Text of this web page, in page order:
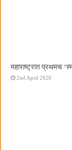
महाराष्ट्रात प्रथमच
2nd April 2026